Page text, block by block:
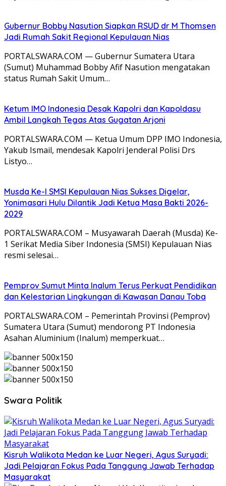
Gubernur Bobby Nasution Siapkan RSUD dr M Thomsen
Jadi Rumah Sakit Regional Kepulauan Nias
PORTALSWARA.COM — Gubernur Sumatera Utara
(Sumut) Muhammad Bobby Afif Nasution mengatakan
status Rumah Sakit Umum…
Ketum IMO Indonesia Desak Kapolri dan Kapoldasu
Ambil Langkah Tegas Atas Gugatan Arjoni
PORTALSWARA.COM — Ketua Umum DPP IMO Indonesia,
Yakub Ismail, mendesak Kapolri Jenderal Polisi Drs
Listyo…
Musda Ke-I SMSI Kepulauan Nias Sukses Digelar,
Yonimasari Hulu Dilantik Jadi Ketua Masa Bakti 2026-
2029
PORTALSWARA.COM – Musyawarah Daerah (Musda) Ke-
1 Serikat Media Siber Indonesia (SMSI) Kepulauan Nias
resmi selesai…
Pemprov Sumut Minta Inalum Terus Perkuat Pendidikan
dan Kelestarian Lingkungan di Kawasan Danau Toba
PORTALSWARA.COM – Pemerintah Provinsi (Pemprov)
Sumatera Utara (Sumut) mendorong PT Indonesia
Asahan Aluminium (Inalum) memperkuat…
Swara Politik
Kisruh Walikota Medan ke Luar Negeri, Agus Suryadi:
Jadi Pelajaran Fokus Pada Tanggung Jawab Terhadap
Masyarakat